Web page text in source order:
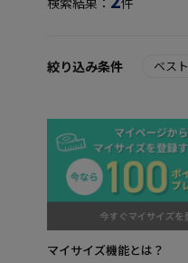
絞り込み条件 ベスト
マイサイズ機能とは？